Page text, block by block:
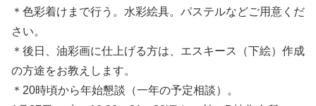
＊色彩着けまで行う。水彩絵具。パステルなどご用意くだ
さい。
＊後日、油彩画に仕上げる方は、エスキース（下絵）作成
の方途をお教えします。
＊20時頃から年始懇談（一年の予定相談）。